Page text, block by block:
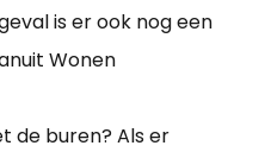
is er ook nog een
Wonen
de buren? Als er